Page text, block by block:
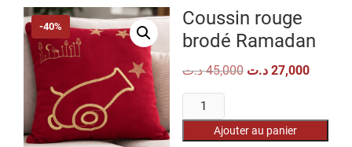
-40%
Coussin rouge
brodé Ramadan
45,000 د.ت
Le
45,000 د.ت.
27,000 د.ت
Le
quantité
de
Coussin
Ajouter au panier